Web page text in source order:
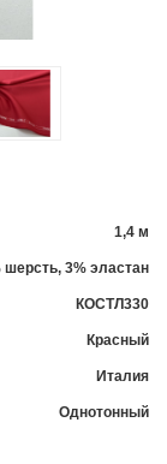
1,4 м
шерсть, 3% эластан
КОСТЛ330
Красный
Италия
Однотонный